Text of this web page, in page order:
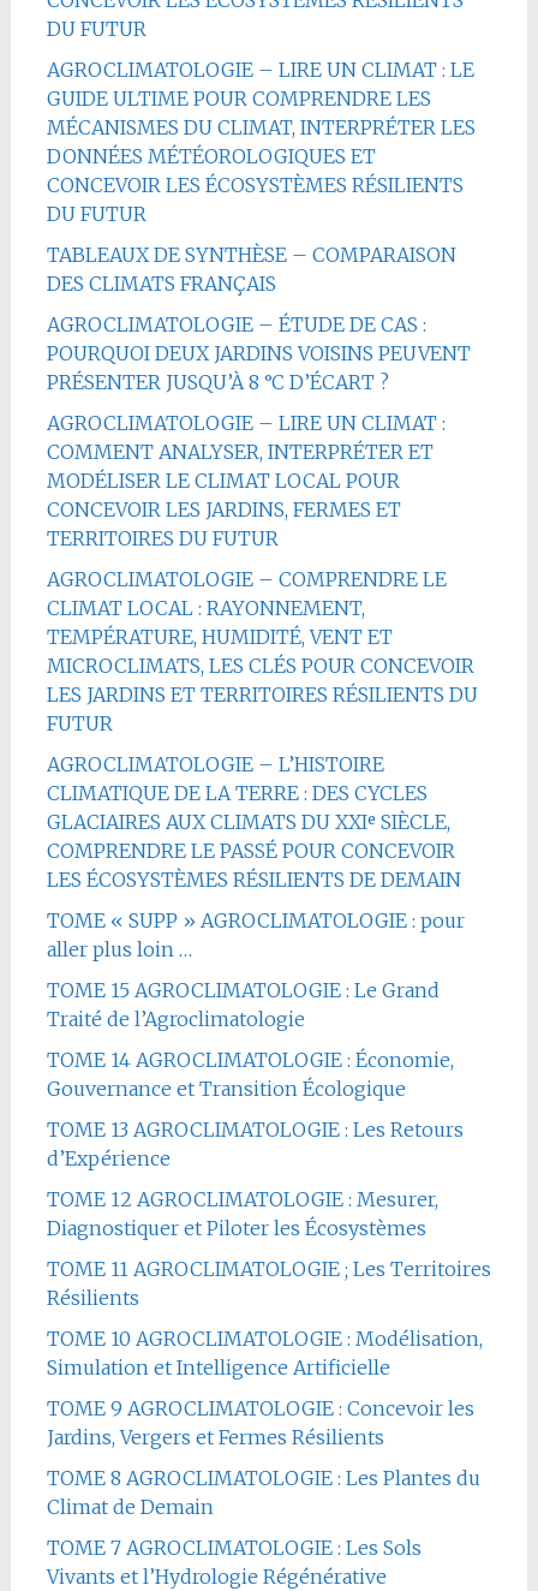
DU FUTUR
AGROCLIMATOLOGIE – LIRE UN CLIMAT : LE
GUIDE ULTIME POUR COMPRENDRE LES
MÉCANISMES DU CLIMAT, INTERPRÉTER LES
DONNÉES MÉTÉOROLOGIQUES ET
CONCEVOIR LES ÉCOSYSTÈMES RÉSILIENTS
DU FUTUR
TABLEAUX DE SYNTHÈSE – COMPARAISON
DES CLIMATS FRANÇAIS
AGROCLIMATOLOGIE – ÉTUDE DE CAS :
POURQUOI DEUX JARDINS VOISINS PEUVENT
PRÉSENTER JUSQU’À 8 °C D’ÉCART ?
AGROCLIMATOLOGIE – LIRE UN CLIMAT :
COMMENT ANALYSER, INTERPRÉTER ET
MODÉLISER LE CLIMAT LOCAL POUR
CONCEVOIR LES JARDINS, FERMES ET
TERRITOIRES DU FUTUR
AGROCLIMATOLOGIE – COMPRENDRE LE
CLIMAT LOCAL : RAYONNEMENT,
TEMPÉRATURE, HUMIDITÉ, VENT ET
MICROCLIMATS, LES CLÉS POUR CONCEVOIR
LES JARDINS ET TERRITOIRES RÉSILIENTS DU
FUTUR
AGROCLIMATOLOGIE – L’HISTOIRE
CLIMATIQUE DE LA TERRE : DES CYCLES
GLACIAIRES AUX CLIMATS DU XXIᵉ SIÈCLE,
COMPRENDRE LE PASSÉ POUR CONCEVOIR
LES ÉCOSYSTÈMES RÉSILIENTS DE DEMAIN
TOME « SUPP » AGROCLIMATOLOGIE : pour
aller plus loin …
TOME 15 AGROCLIMATOLOGIE : Le Grand
Traité de l’Agroclimatologie
TOME 14 AGROCLIMATOLOGIE : Économie,
Gouvernance et Transition Écologique
TOME 13 AGROCLIMATOLOGIE : Les Retours
d’Expérience
TOME 12 AGROCLIMATOLOGIE : Mesurer,
Diagnostiquer et Piloter les Écosystèmes
TOME 11 AGROCLIMATOLOGIE ; Les Territoires
Résilients
TOME 10 AGROCLIMATOLOGIE : Modélisation,
Simulation et Intelligence Artificielle
TOME 9 AGROCLIMATOLOGIE : Concevoir les
Jardins, Vergers et Fermes Résilients
TOME 8 AGROCLIMATOLOGIE : Les Plantes du
Climat de Demain
TOME 7 AGROCLIMATOLOGIE : Les Sols
Vivants et l’Hydrologie Régénérative